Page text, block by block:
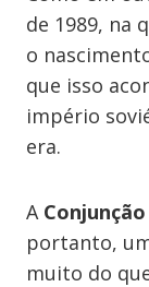
de 1989, na
o
que isso
império
era.
A
portanto,
muito do